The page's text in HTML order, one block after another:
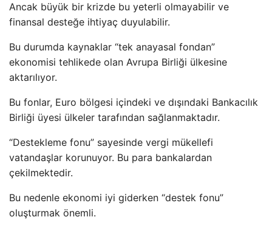
Ancak büyük bir krizde bu yeterli olmayabilir ve
finansal desteğe ihtiyaç duyulabilir.
Bu durumda kaynaklar “tek anayasal fondan”
ekonomisi tehlikede olan Avrupa Birliği ülkesine
aktarılıyor.
Bu fonlar, Euro bölgesi içindeki ve dışındaki Bankacılık
Birliği üyesi ülkeler tarafından sağlanmaktadır.
“Destekleme fonu” sayesinde vergi mükellefi
vatandaşlar korunuyor. Bu para bankalardan
çekilmektedir.
Bu nedenle ekonomi iyi giderken “destek fonu”
oluşturmak önemli.